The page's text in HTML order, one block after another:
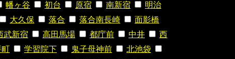
幡ヶ谷 初台 原宿 南新宿
明治
大久保 落合 落合南長崎
面影橋
武新宿 高田馬場 都庁前 中井
西
町 学習院下 鬼子母神前
北池袋